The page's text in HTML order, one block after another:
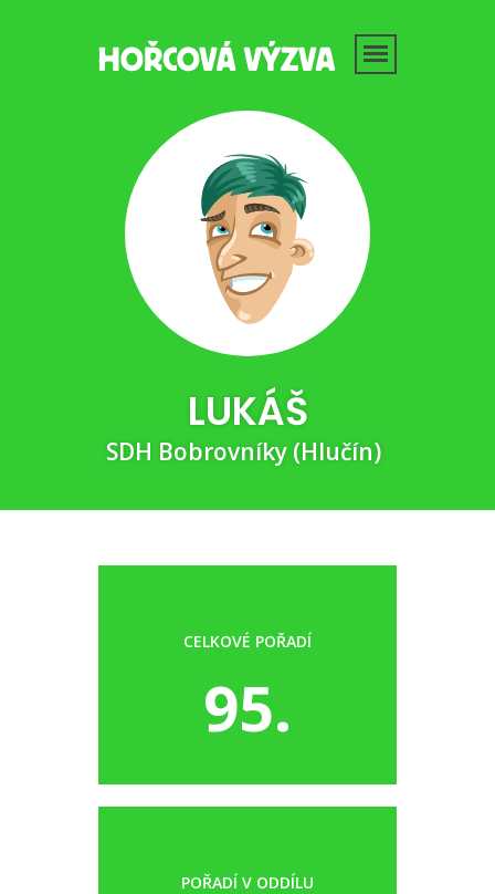
LUKÁŠ
SDH Bobrovníky (Hlučín)
CELKOVÉ POŘADÍ
95.
POŘADÍ V ODDÍLU